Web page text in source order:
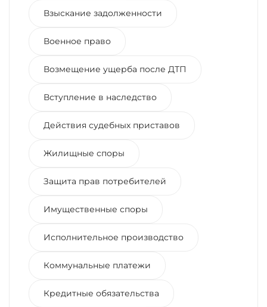
Взыскание задолженности
Военное право
Возмещение ущерба после ДТП
Вступление в наследство
Действия судебных приставов
Жилищные споры
Защита прав потребителей
Имущественные споры
Исполнительное производство
Коммунальные платежи
Кредитные обязательства